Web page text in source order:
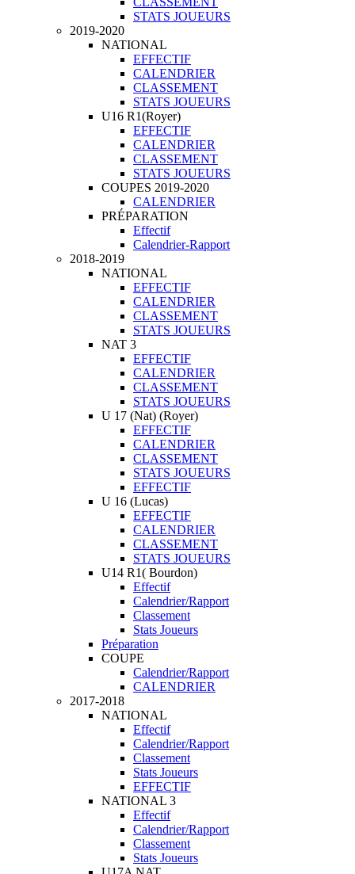
STATS JOUEURS
2019-2020
NATIONAL
EFFECTIF
CALENDRIER
CLASSEMENT
STATS JOUEURS
U16 R1(Royer)
EFFECTIF
CALENDRIER
CLASSEMENT
STATS JOUEURS
COUPES 2019-2020
CALENDRIER
PRÉPARATION
Effectif
Calendrier-Rapport
2018-2019
NATIONAL
EFFECTIF
CALENDRIER
CLASSEMENT
STATS JOUEURS
NAT 3
EFFECTIF
CALENDRIER
CLASSEMENT
STATS JOUEURS
U 17 (Nat) (Royer)
EFFECTIF
CALENDRIER
CLASSEMENT
STATS JOUEURS
EFFECTIF
U 16 (Lucas)
EFFECTIF
CALENDRIER
CLASSEMENT
STATS JOUEURS
U14 R1( Bourdon)
Effectif
Calendrier/Rapport
Classement
Stats Joueurs
Préparation
COUPE
Calendrier/Rapport
CALENDRIER
2017-2018
NATIONAL
Effectif
Calendrier/Rapport
Classement
Stats Joueurs
EFFECTIF
NATIONAL 3
Effectif
Calendrier/Rapport
Classement
Stats Joueurs